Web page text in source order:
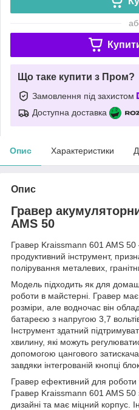
Що таке купити з Пром?
Замовлення під захистом
Доступна доставка
Опис Характеристики
Опис
Гравер
AMS 50
Гравер Kraissmann 601 AMS
продуктивний інструмент,
полірування металевих,
Модель підходить як для
роботи в майстерні. Гравер
розміри, але водночас він
батареєю з напругою 3,7
Інструмент здатний
хвилину, які можуть
допомогою цангового
завдяки інтегрованій кнопці
Гравер ефективний для роботи
Гравер Kraissmann 601 AMS 50
дизайні та має міцний корпус.